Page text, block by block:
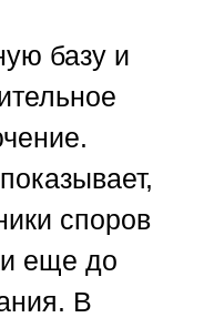
базу и
споров
еще до
В